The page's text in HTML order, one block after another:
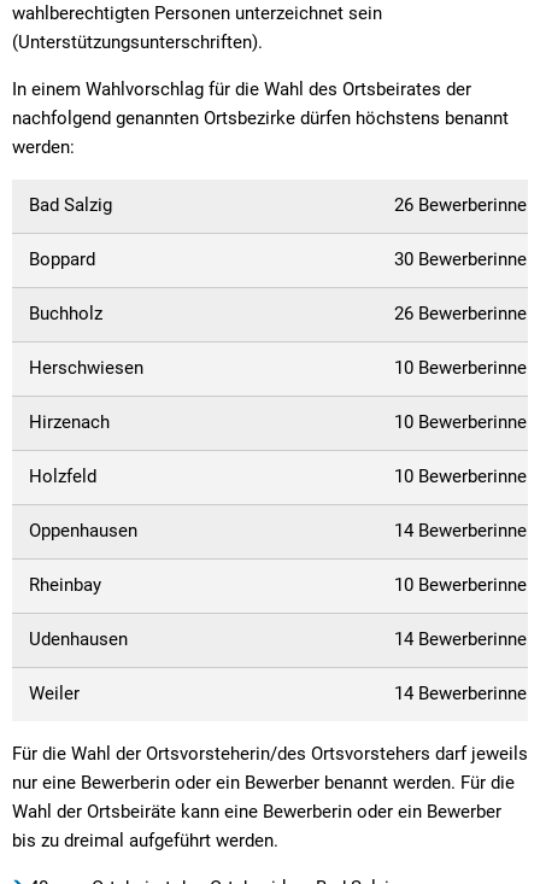
wahlberechtigten Personen unterzeichnet sein
(Unterstützungsunterschriften).
In einem Wahlvorschlag für die Wahl des Ortsbeirates der
nachfolgend genannten Ortsbezirke dürfen höchstens benannt
werden:
Bad Salzig 26
Boppard 30
Buchholz 26
Herschwiesen 10
Hirzenach 10
Holzfeld 10
Oppenhausen 14
Rheinbay 10
Udenhausen 14
Weiler 14
Für die Wahl der Ortsvorsteherin/des Ortsvorstehers darf jeweils
nur eine Bewerberin oder ein Bewerber benannt werden. Für die
Wahl der Ortsbeiräte kann eine Bewerberin oder ein Bewerber
bis zu dreimal aufgeführt werden.